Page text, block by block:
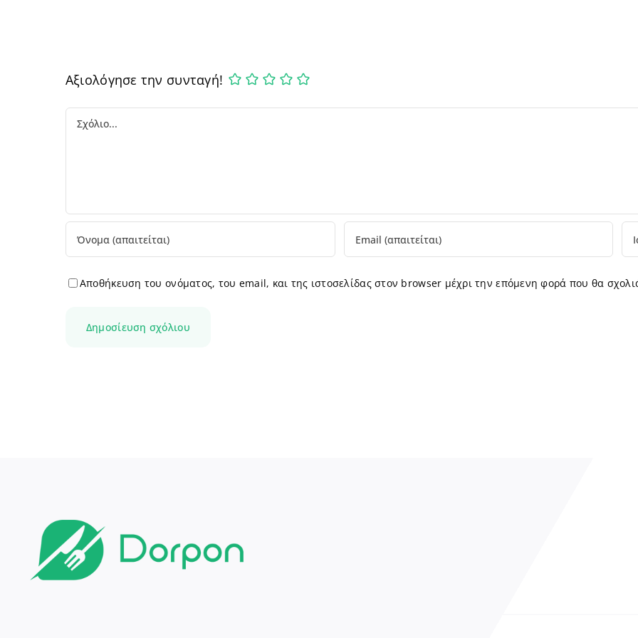
Αξιολόγησε την συνταγή!
Comment
Αποθήκευση του ονόματος, του email, και της ιστοσελίδας στον browser μέχρι την επόμενη φορά που θα